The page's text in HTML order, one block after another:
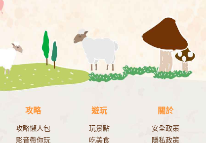
攻略
攻略懶人包
影音帶你玩
遊玩
玩景點
吃美食
關於
安全政策
隱私政策